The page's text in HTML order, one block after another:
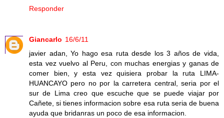
Responder
Giancarlo 16/6/11
javier adan, Yo hago esa ruta desde los 3 años de vida,
esta vez vuelvo al Peru, con muchas energias y ganas de
comer bien, y esta vez quisiera probar la ruta LIMA-
HUANCAYO pero no por la carretera central, seria por el
sur de Lima creo que escuche que se puede viajar por
Cañete, si tienes informacion sobre esa ruta seria de buena
ayuda que bridanras un poco de esa informacion.